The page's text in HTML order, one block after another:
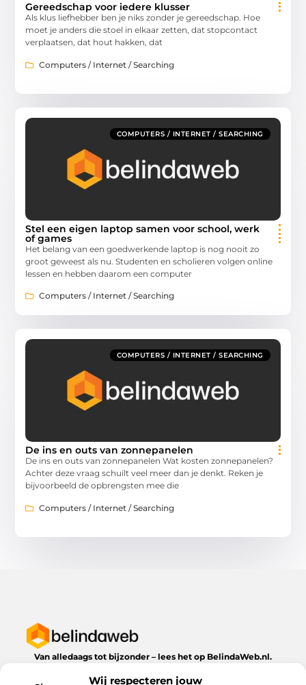
Wij respecteren jouw
Gereedschap voor iedere klusser
Als klus liefhebber ben je niks zonder je gereedschap. Hoe
moet je anders die stoel in elkaar zetten, dat stopcontact
verplaatsen, dat hout hakken, dat
Computers / Internet / Searching
COMPUTERS / INTERNET / SEARCHING
Stel een eigen laptop samen voor school, werk
of games
Het belang van een goedwerkende laptop is nog nooit zo
groot geweest als nu. Studenten en scholieren volgen online
lessen en hebben daarom een computer
Computers / Internet / Searching
COMPUTERS / INTERNET / SEARCHING
De ins en outs van zonnepanelen
De ins en outs van zonnepanelen Wat kosten zonnepanelen?
Achter deze vraag schuilt veel meer dan je denkt. Reken je
bijvoorbeeld de opbrengsten mee die
Computers / Internet / Searching
Van alledaags tot bijzonder – lees het op BelindaWeb.nl.
dagelijks leven te bieden heeft.